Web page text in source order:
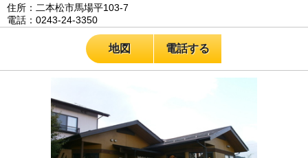
住所：二本松市馬場平103-7
電話：0243-24-3350
地図 電話する